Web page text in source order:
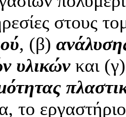
στους
, (β)
υλικώνκαι
το